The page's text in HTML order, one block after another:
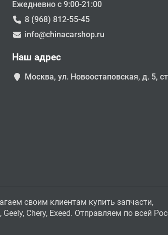
Ежедневно с 9:00-21:00
8 (968) 812-55-45
info@chinacarshop.ru
Наш адрес
Москва, ул. Новоостаповская, д. 5,
своим клиентам купить запчасти,
Chery, Exeed. Отправляем по всей